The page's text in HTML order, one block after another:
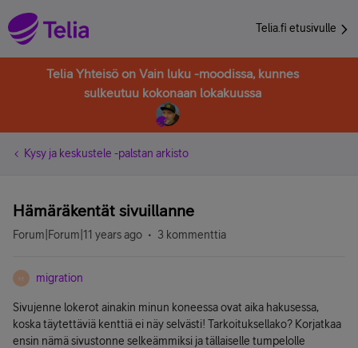
Telia.fi etusivulle
Telia Yhteisö on Vain luku -moodissa, kunnes
sulkeutuu kokonaan lokakuussa
Kysy ja keskustele -palstan arkisto
Hämäräkentät sivuillanne
Forum|Forum|11 years ago 3 kommenttia
M migration
Sivujenne lokerot ainakin minun koneessa ovat aika hakusessa,
koska täytettäviä kenttiä ei näy selvästi! Tarkoituksellako? Korjatkaa
ensin nämä sivustonne selkeämmiksi ja tällaiselle tumpelolle